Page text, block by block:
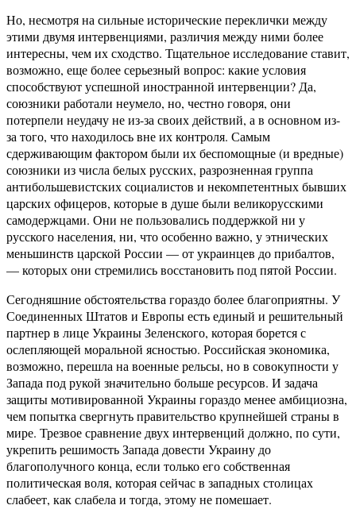
Но, несмотря на сильные исторические переклички между
этими двумя интервенциями, различия между ними более
интересны, чем их сходство. Тщательное исследование ставит,
возможно, еще более серьезный вопрос: какие условия
способствуют успешной иностранной интервенции? Да,
союзники работали неумело, но, честно говоря, они
потерпели неудачу не из-за своих действий, а в основном из-
за того, что находилось вне их контроля. Самым
сдерживающим фактором были их беспомощные (и вредные)
союзники из числа белых русских, разрозненная группа
антибольшевистских социалистов и некомпетентных бывших
царских офицеров, которые в душе были великорусскими
самодержцами. Они не пользовались поддержкой ни у
русского населения, ни, что особенно важно, у этнических
меньшинств царской России — от украинцев до прибалтов,
— которых они стремились восстановить под пятой России.
Сегодняшние обстоятельства гораздо более благоприятны. У
Соединенных Штатов и Европы есть единый и решительный
партнер в лице Украины Зеленского, которая борется с
ослепляющей моральной ясностью. Российская экономика,
возможно, перешла на военные рельсы, но в совокупности у
Запада под рукой значительно больше ресурсов. И задача
защиты мотивированной Украины гораздо менее амбициозна,
чем попытка свергнуть правительство крупнейшей страны в
мире. Трезвое сравнение двух интервенций должно, по сути,
укрепить решимость Запада довести Украину до
благополучного конца, если только его собственная
политическая воля, которая сейчас в западных столицах
слабеет, как слабела и тогда, этому не помешает.